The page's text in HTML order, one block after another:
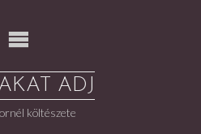
ADJ
költészete